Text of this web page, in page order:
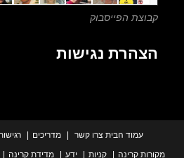
הפייסבוק
נגישות
עמוד הבית צרו קשר מדריכים רגישות לקרינה
קרינה
קניות ידע מדידת קרינה צמצום